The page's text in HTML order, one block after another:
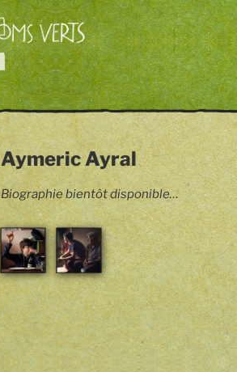
Aymeric Ayral
Étalonnage
Biographie bientôt disponible…